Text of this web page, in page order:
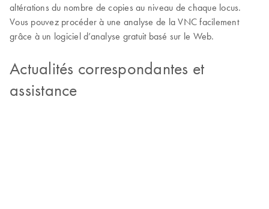
altérations du nombre de copies au niveau de chaque locus.
Vous pouvez procéder à une analyse de la VNC facilement
grâce à un logiciel d’analyse gratuit basé sur le Web.
Actualités correspondantes et
assistance